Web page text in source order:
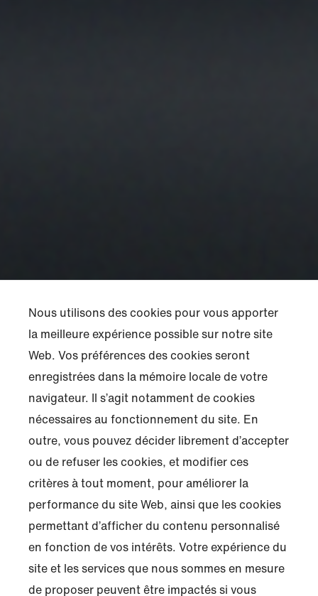
Nous utilisons des cookies pour vous apporter
la meilleure expérience possible sur notre site
Web. Vos préférences des cookies seront
enregistrées dans la mémoire locale de votre
navigateur. Il s’agit notamment de cookies
nécessaires au fonctionnement du site. En
outre, vous pouvez décider librement d’accepter
ou de refuser les cookies, et modifier ces
critères à tout moment, pour améliorer la
performance du site Web, ainsi que les cookies
permettant d’afficher du contenu personnalisé
en fonction de vos intérêts. Votre expérience du
site et les services que nous sommes en mesure
de proposer peuvent être impactés si vous